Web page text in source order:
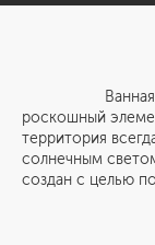
Ванная
роскошный
территория
солнечным
создан с целью